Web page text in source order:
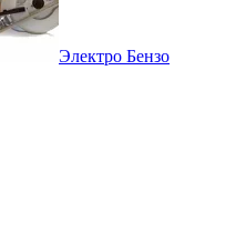
Электро Бензо